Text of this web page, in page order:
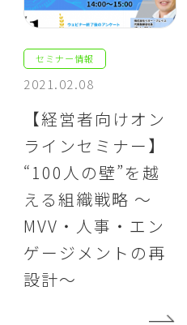
セミナー情報
2021.02.08
【経営者向けオン
ラインセミナー】
“100人の壁”を越
える組織戦略 ～
MVV・人事・エン
ゲージメントの再
設計～